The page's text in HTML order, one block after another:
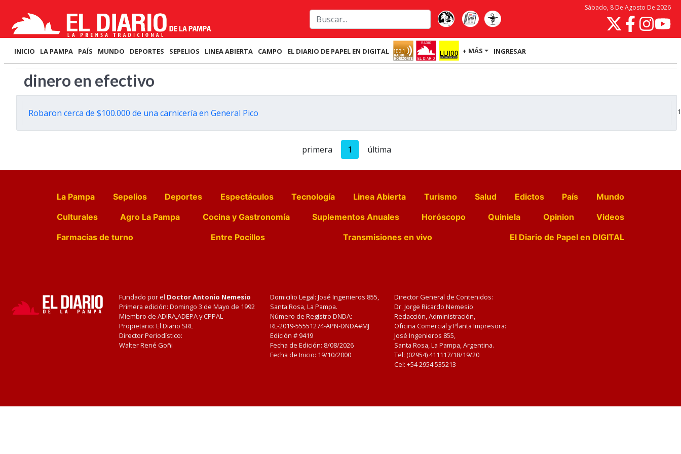
Sábado, 8 De Agosto De 2026
INICIO LA PAMPA PAÍS MUNDO DEPORTES SEPELIOS LINEA ABIERTA CAMPO EL DIARIO DE PAPEL EN DIGITAL + MÁS INGRESAR
dinero en efectivo
Robaron cerca de $100.000 de una carnicería en General Pico
primera 1 última
La Pampa Sepelios Deportes Espectáculos Tecnología Linea Abierta Turismo Salud Edictos País
Mundo
Culturales
Agro La Pampa Cocina y Gastronomía Suplementos Anuales Horóscopo Quiniela Opinion
Videos
Farmacias de turno
Entre Pocillos Transmisiones en vivo El Diario de Papel en DIGITAL
Fundado por el Doctor Antonio Nemesio
Primera edición: Domingo 3 de Mayo de 1992
Miembro de ADIRA,ADEPA y CPPAL
Propietario: El Diario SRL
Director Periodístico:
Walter René Goñi
Domicilio Legal: José Ingenieros 855,
Santa Rosa, La Pampa.
Número de Registro DNDA:
RL-2019-55551274-APN-DNDA#MJ
Edición # 9419
Fecha de Edición: 8/08/2026
Fecha de Inicio: 19/10/2000
Director General de Contenidos:
Dr. Jorge Ricardo Nemesio
Redacción, Administración,
Oficina Comercial y Planta Impresora:
José Ingenieros 855,
Santa Rosa, La Pampa, Argentina.
Tel: (02954) 411117/18/19/20
Cel: +54 2954 535213